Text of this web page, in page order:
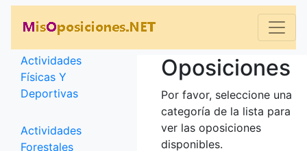
Categorías
Actividades
Físicas Y
Deportivas
Actividades
Forestales
Oposiciones
Por favor, seleccione una
categoría de la lista para
ver las oposiciones
disponibles.